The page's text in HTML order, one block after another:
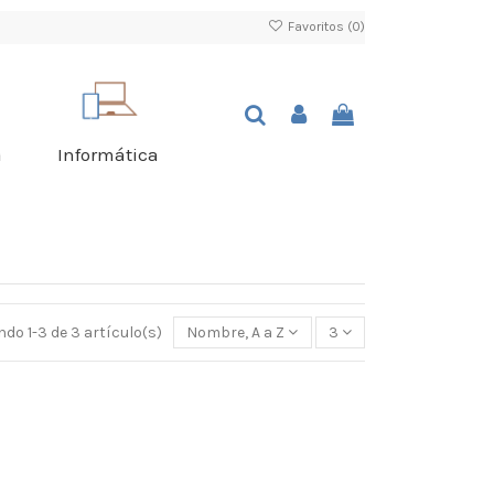
Favoritos (0)
Informática
1-3 de 3 artículo(s) Nombre, A a Z 3